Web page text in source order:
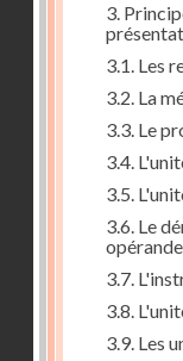
3.
3.1. Les
3.2. La
3.3. Le
3.4.
3.5.
3.6. Le
3.7.
3.8.
3.9. Les